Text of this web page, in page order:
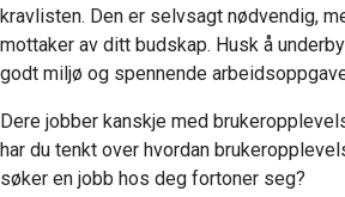
kravlisten. Den er selvsagt nødvendig,
mottaker av ditt budskap. Husk å
godt miljø og spennende
Dere jobber kanskje med
har du tenkt over hvordan
søker en jobb hos deg fortoner seg?